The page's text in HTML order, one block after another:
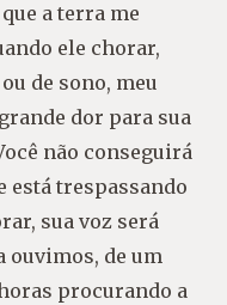
a terra me
ele chorar,
de sono, meu
dor para sua
não conseguirá
está trespassando
sua voz será
ouvimos, de um
procurando a